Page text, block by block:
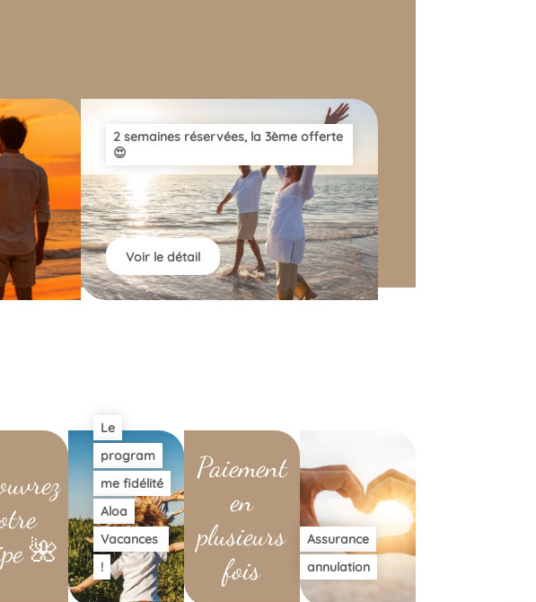
2 semaines réservées, la 3ème offerte
😍
Voir le détail
🌺
Le
program
me fidélité
Aloa
Vacances
!
Paiement
en
plusieurs
fois
Assurance
annulation